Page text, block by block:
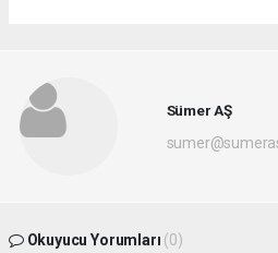
Sümer AŞ
Okuyucu Yorumları (0)